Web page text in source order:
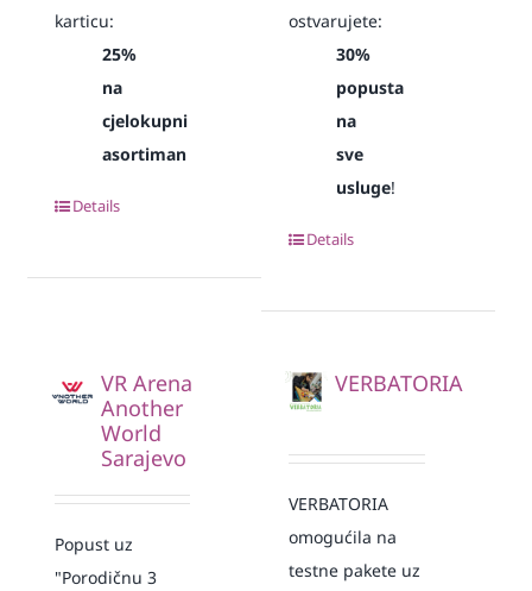
karticu:
25%
na
cjelokupni
asortiman
Details
ostvarujete:
30%
popusta
na
sve
usluge!
Details
VR Arena
Another
World
Sarajevo
Popust uz
"Porodičnu 3
VERBATORIA
VERBATORIA
omogućila na
testne pakete uz